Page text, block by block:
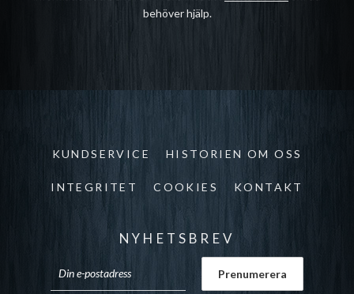
behöver hjälp.
KUNDSERVICE HISTORIEN OM OSS
INTEGRITET COOKIES KONTAKT
NYHETSBREV